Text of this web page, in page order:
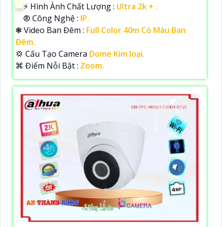
️⚡ Hình Ành Chất Lượng : Ultra 2k + .
®️ Công Nghệ : IP.
❃ Video Ban Đêm : Full Color 40m Có Màu Ban
Ðêm.
💢 Cấu Tạo Camera Dome Kim loại.
️⌘ Điểm Nỗi Bật : Zoom.